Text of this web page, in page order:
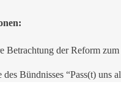
Betrachtung der Reform
des Bündnisses “Pass(t)